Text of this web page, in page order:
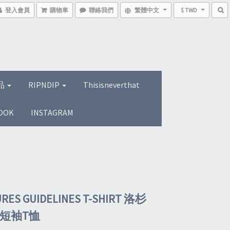
登入會員 購物車 聯絡我們 繁體中文 $ TWD
RIPNDIP Thisisneverthat
INSTAGRAM
GUIDELINES T-SHIRT 洛杉
袖T恤